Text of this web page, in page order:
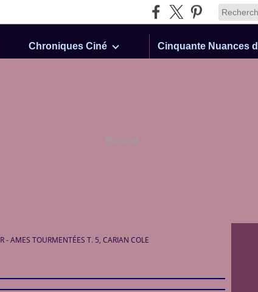
Chroniques Ciné
Publicité
- AMES TOURMENTÉES T. 5, CARIAN COLE